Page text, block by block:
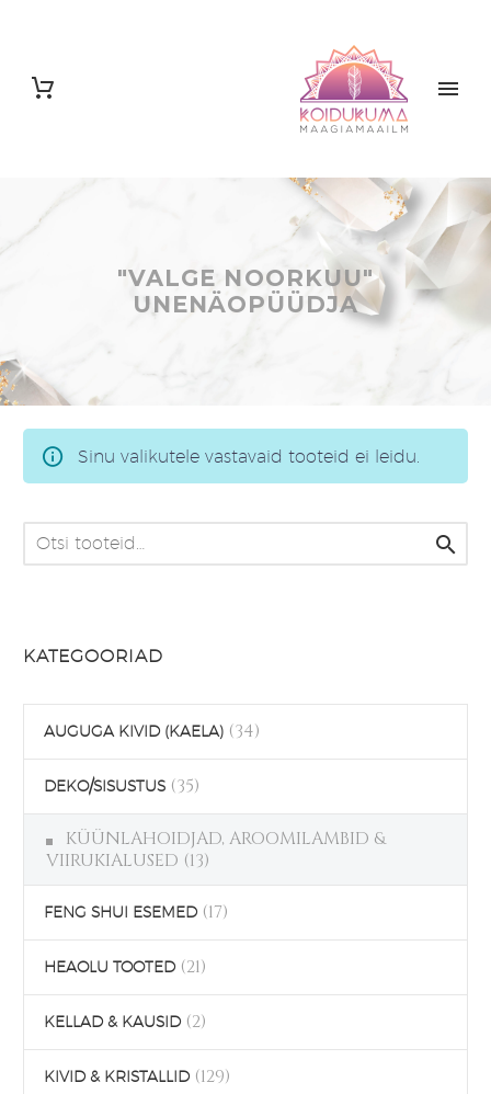
"VALGE NOORKUU"
UNENÄOPÜÜDJA
Sinu valikutele vastavaid tooteid ei leidu.

KATEGOORIAD
AUGUGA KIVID (KAELA) (34)
DEKO/SISUSTUS (35)
KÜÜNLAHOIDJAD, AROOMILAMBID &
VIIRUKIALUSED (13)
FENG SHUI ESEMED (17)
HEAOLU TOOTED (21)
KELLAD & KAUSID (2)
KIVID & KRISTALLID (129)